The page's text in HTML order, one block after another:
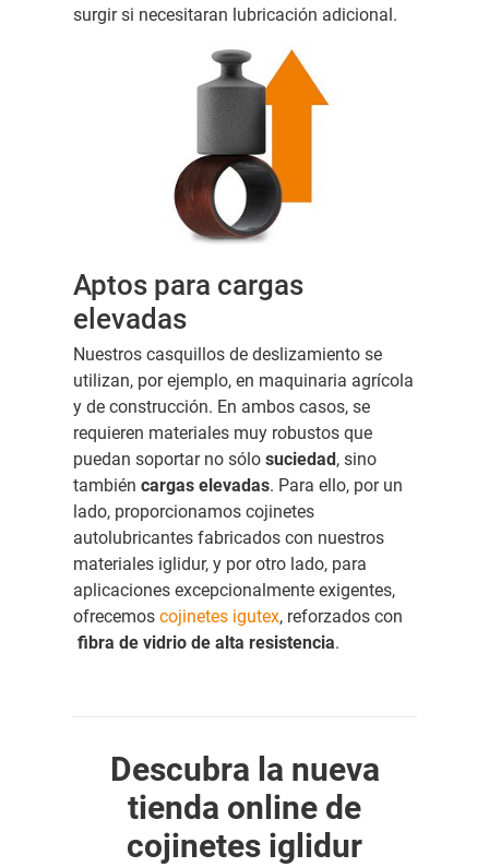
surgir si necesitaran lubricación adicional.
Aptos para cargas
elevadas
Nuestros casquillos de deslizamiento se
utilizan, por ejemplo, en maquinaria agrícola
y de construcción. En ambos casos, se
requieren materiales muy robustos que
puedan soportar no sólo suciedad , sino
también cargas elevadas. Para ello, por un
lado, proporcionamos cojinetes
autolubricantes fabricados con nuestros
materiales iglidur, y por otro lado, para
aplicaciones excepcionalmente exigentes,
ofrecemos cojinetes igutex, reforzados con
fibra de vidrio de alta resistencia.
Descubra la nueva
tienda online de
cojinetes iglidur